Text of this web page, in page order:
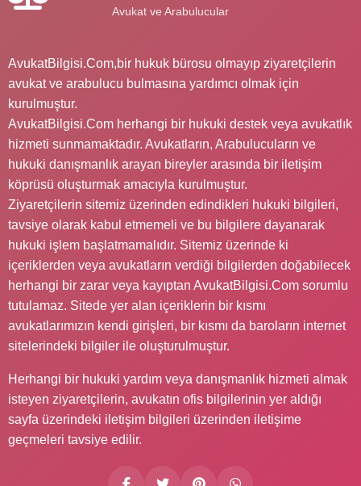
Avukat ve Arabulucular
AvukatBilgisi.Com,bir hukuk bürosu olmayıp ziyaretçilerin
avukat ve arabulucu bulmasına yardımcı olmak için
kurulmuştur.
AvukatBilgisi.Com herhangi bir hukuki destek veya avukatlık
hizmeti sunmamaktadır. Avukatların, Arabulucuların ve
hukuki danışmanlık arayan bireyler arasında bir iletişim
köprüsü oluşturmak amacıyla kurulmuştur.
Ziyaretçilerin sitemiz üzerinden edindikleri hukuki bilgileri,
tavsiye olarak kabul etmemeli ve bu bilgilere dayanarak
hukuki işlem başlatmamalıdır. Sitemiz üzerinde ki
içeriklerden veya avukatların verdiği bilgilerden doğabilecek
herhangi bir zarar veya kayıptan AvukatBilgisi.Com sorumlu
tutulamaz. Sitede yer alan içeriklerin bir kısmı
avukatlarımızın kendi girişleri, bir kısmı da baroların internet
sitelerindeki bilgiler ile oluşturulmuştur.
Herhangi bir hukuki yardım veya danışmanlık hizmeti almak
isteyen ziyaretçilerin, avukatın ofis bilgilerinin yer aldığı
sayfa üzerindeki iletişim bilgileri üzerinden iletişime
geçmeleri tavsiye edilir.